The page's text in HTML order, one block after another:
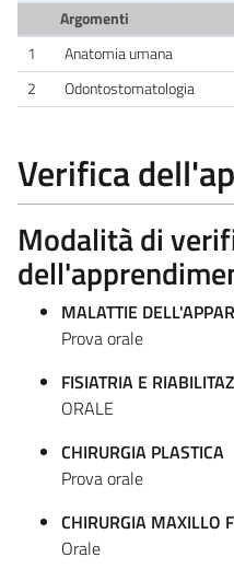
Argomenti
1
Anatomia umana
2
Odontostomatologia
Verifica
Modalità di
MALATTIE
Prova orale
FISIATRIA E
ORALE
CHIRURGIA PLASTICA
Prova orale
CHIRURGIA MAXILLO
Orale